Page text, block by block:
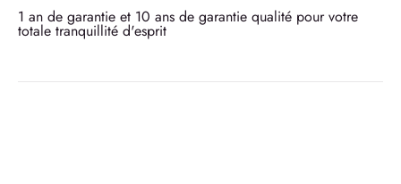
1 an de garantie et 10 ans de garantie qualité pour votre
totale tranquillité d'esprit